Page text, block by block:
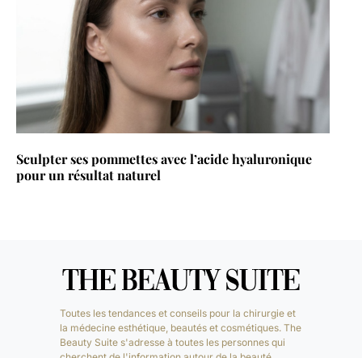
Sculpter ses pommettes avec l’acide hyaluronique
pour un résultat naturel
Toutes les tendances et conseils pour la chirurgie et
la médecine esthétique, beautés et cosmétiques. The
Beauty Suite s'adresse à toutes les personnes qui